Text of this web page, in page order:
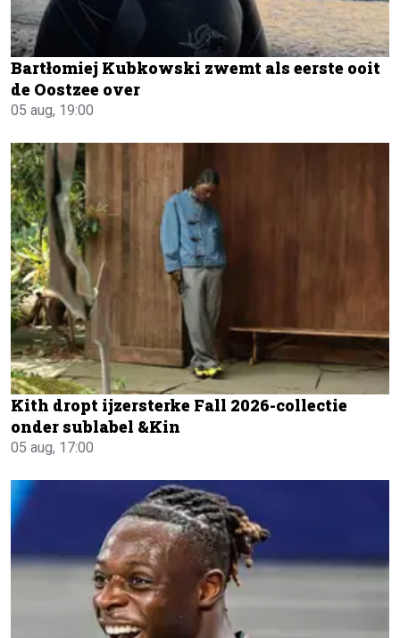
Bartłomiej Kubkowski zwemt als eerste ooit
de Oostzee over
05 aug, 19:00
Kith dropt ijzersterke Fall 2026-collectie
onder sublabel &Kin
05 aug, 17:00